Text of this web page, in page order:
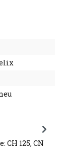
CH 125, CN